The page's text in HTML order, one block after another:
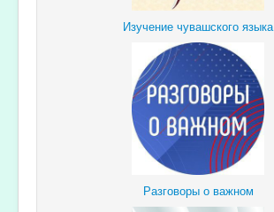
Изучение чувашского языка
Разговоры о важном